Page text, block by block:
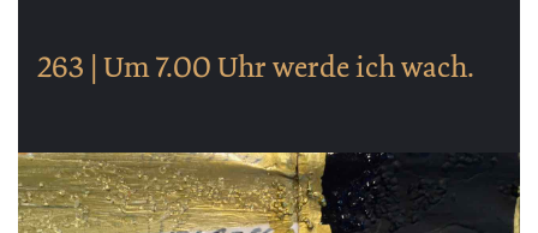
263 | Um 7.00 Uhr werde ich wach.